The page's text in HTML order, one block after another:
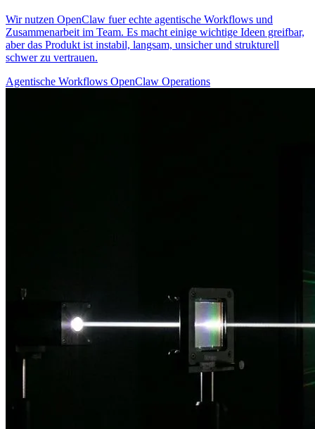
Wir nutzen OpenClaw fuer echte agentische Workflows und
Zusammenarbeit im Team. Es macht einige wichtige Ideen greifbar,
aber das Produkt ist instabil, langsam, unsicher und strukturell
schwer zu vertrauen.
Agentische Workflows OpenClaw Operations